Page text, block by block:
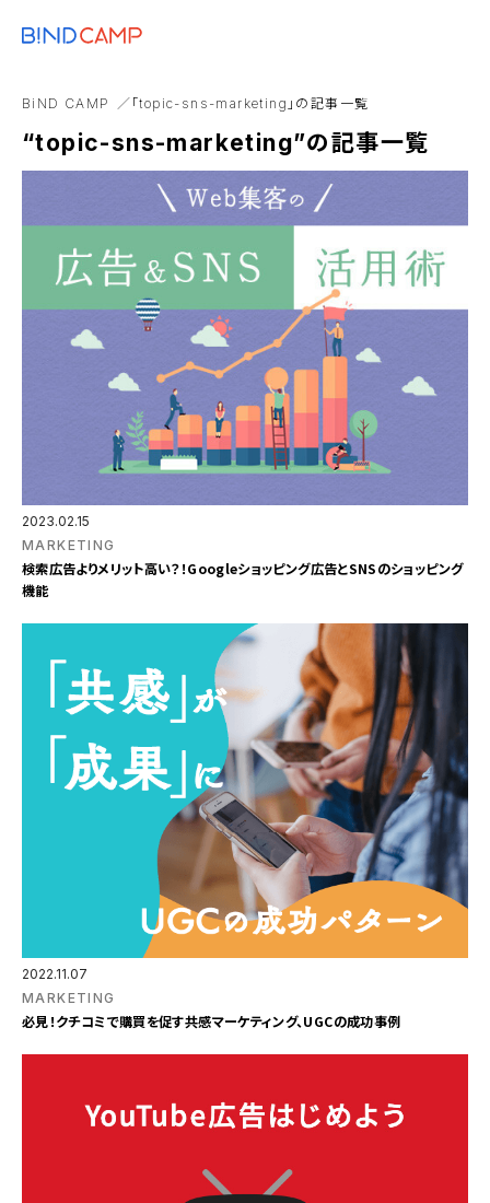
Web会議
アパレル業
BiND CAMP 「topic-sns-marketing」の記事一覧
“topic-sns-marketing”の記事一覧
2023.02.15
MARKETING
検索広告よりメリット高い？！Googleショッピング広告とSNSのショッピング
機能
2022.11.07
MARKETING
必見！クチコミで購買を促す共感マーケティング、UGCの成功事例